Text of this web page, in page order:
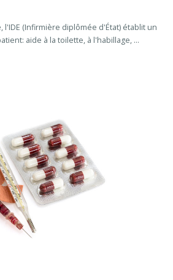
l'IDE (Infirmière diplômée d'État) établit un
aide à la toilette, à l'habillage, …